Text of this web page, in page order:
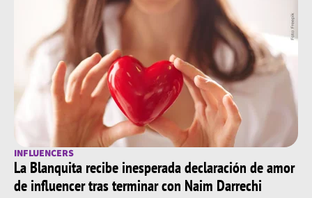
INFLUENCERS
La Blanquita recibe inesperada declaración de amor
de influencer tras terminar con Naim Darrechi